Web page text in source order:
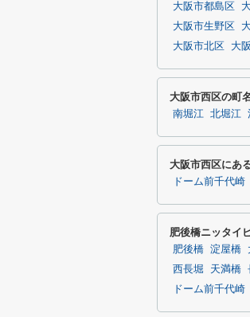
大阪市都島区
大阪市生野区
大阪市北区
大
大阪市西区の町
南堀江 北堀江
大阪市西区にあ
ドーム前千代崎
肥後橋ニッタイ
肥後橋 淀屋橋
西長堀
天満橋
ドーム前千代崎